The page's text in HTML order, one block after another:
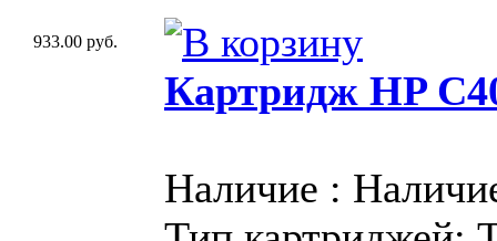
933.00 руб.
Картридж HP
Наличие :